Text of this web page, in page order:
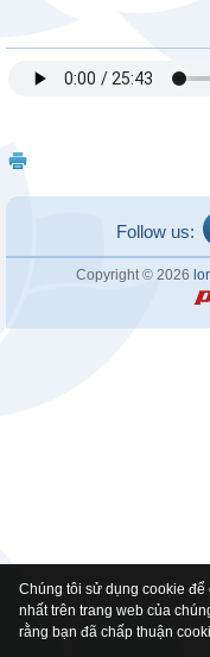
Follow us:
Copyright © 2026
Chúng tôi sử dụng cookie
nhất trên trang web của
rằng bạn đã chấp thuận